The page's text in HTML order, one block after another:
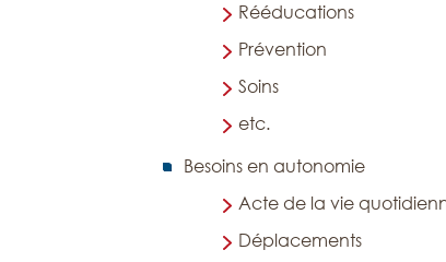
Rééducations
Prévention
Soins
etc.
Besoins en autonomie
Acte de la vie
Déplacements